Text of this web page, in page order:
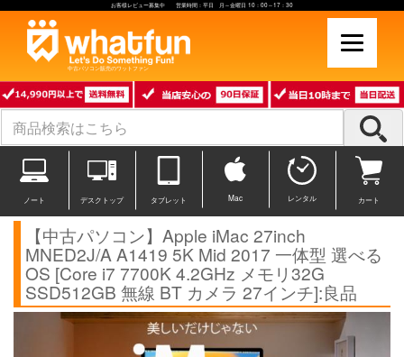
お客様レビュー募集中 営業時間：平日 月～金曜日 10：00～17：30
中古パソコン販売のワットファン
ノート デスクトップ タブレット Mac レンタル カート
【中古パソコン】Apple iMac 27inch
MNED2J/A A1419 5K Mid 2017 一体型 選べる
OS [Core i7 7700K 4.2GHz メモリ32G
SSD512GB 無線 BT カメラ 27インチ]:良品